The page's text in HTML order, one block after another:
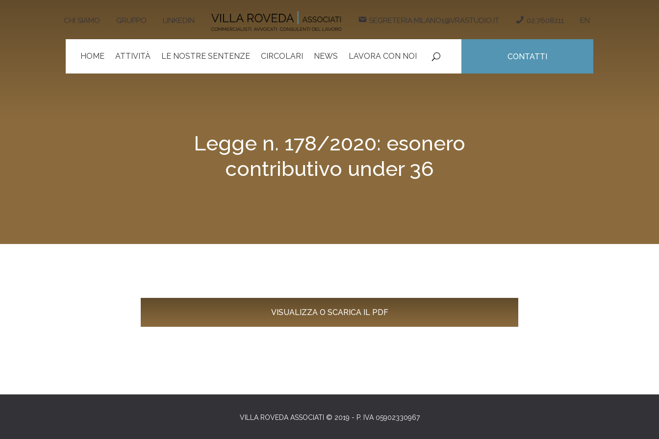
CHI SIAMO GRUPPO LINKEDIN SEGRETERIA.MILANO1@VRASTUDIO.IT 02.7608211 EN
HOME ATTIVITÀ LE NOSTRE SENTENZE CIRCOLARI NEWS LAVORA CON NOI CONTATTI
Legge n. 178/2020: esonero
contributivo under 36
VISUALIZZA O SCARICA IL PDF
VILLA ROVEDA ASSOCIATI © 2019 - P. IVA 05902330967